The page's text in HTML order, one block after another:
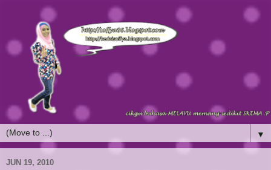
▼
JUN 19, 2010